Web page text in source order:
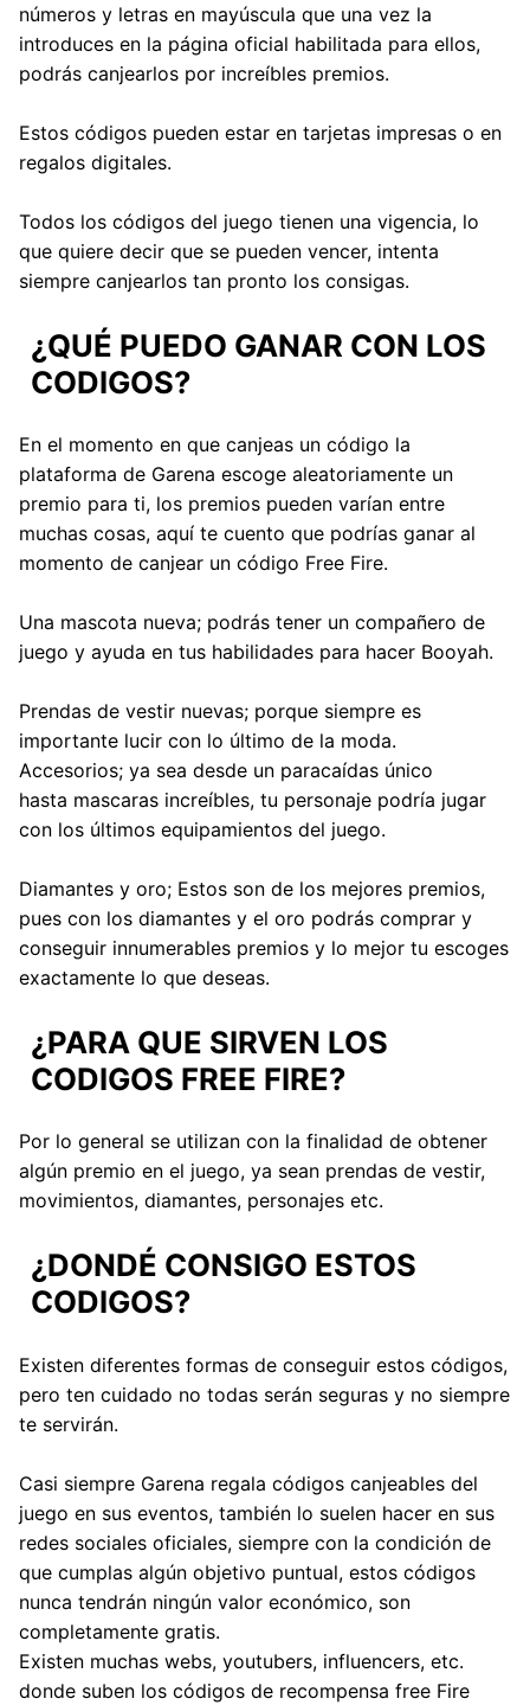
números y letras en mayúscula que una vez la
introduces en la página oficial habilitada para ellos,
podrás canjearlos por increíbles premios.
Estos códigos pueden estar en tarjetas impresas o en
regalos digitales.
Todos los códigos del juego tienen una vigencia, lo
que quiere decir que se pueden vencer, intenta
siempre canjearlos tan pronto los consigas.
¿QUÉ PUEDO GANAR CON LOS
CODIGOS?
En el momento en que canjeas un código la
plataforma de Garena escoge aleatoriamente un
premio para ti, los premios pueden varían entre
muchas cosas, aquí te cuento que podrías ganar al
momento de canjear un código Free Fire.
Una mascota nueva; podrás tener un compañero de
juego y ayuda en tus habilidades para hacer Booyah.
Prendas de vestir nuevas; porque siempre es
importante lucir con lo último de la moda.
Accesorios; ya sea desde un paracaídas único
hasta mascaras increíbles, tu personaje podría jugar
con los últimos equipamientos del juego.
Diamantes y oro; Estos son de los mejores premios,
pues con los diamantes y el oro podrás comprar y
conseguir innumerables premios y lo mejor tu escoges
exactamente lo que deseas.
¿PARA QUE SIRVEN LOS
CODIGOS FREE FIRE?
Por lo general se utilizan con la finalidad de obtener
algún premio en el juego, ya sean prendas de vestir,
movimientos, diamantes, personajes etc.
¿DONDÉ CONSIGO ESTOS
CODIGOS?
Existen diferentes formas de conseguir estos códigos,
pero ten cuidado no todas serán seguras y no siempre
te servirán.
Casi siempre Garena regala códigos canjeables del
juego en sus eventos, también lo suelen hacer en sus
redes sociales oficiales, siempre con la condición de
que cumplas algún objetivo puntual, estos códigos
nunca tendrán ningún valor económico, son
completamente gratis.
Existen muchas webs, youtubers, influencers, etc.
donde suben los códigos de recompensa free Fire